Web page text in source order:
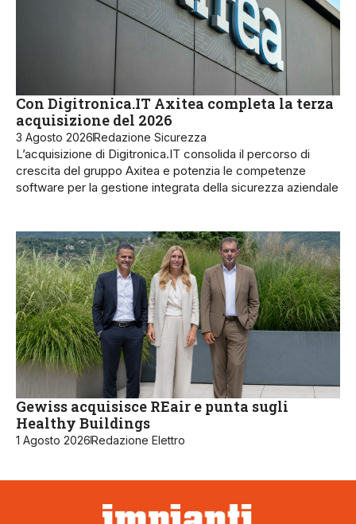
Con Digitronica.IT Axitea completa la terza
acquisizione del 2026
3 Agosto 2026Redazione Sicurezza
L’acquisizione di Digitronica.IT consolida il percorso di
crescita del gruppo Axitea e potenzia le competenze
software per la gestione integrata della sicurezza aziendale
Gewiss acquisisce REair e punta sugli
Healthy Buildings
1 Agosto 2026Redazione Elettro